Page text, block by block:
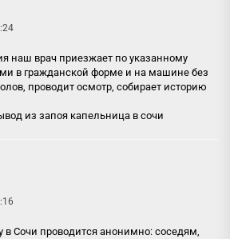
наш врач приезжает по указанному
в гражданской форме и на машине без
проводит осмотр, собирает историю
из запоя капельница в сочи
в Сочи проводится анонимно: соседям,